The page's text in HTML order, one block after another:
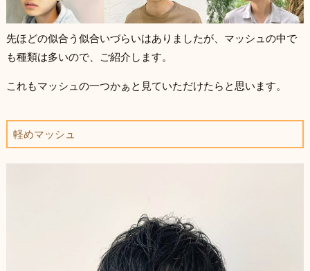
先ほどの似合う似合いづらいはありましたが、マッシュの中で
も種類は多いので、ご紹介します。
これもマッシュの一つかぁと見ていただけたらと思います。
軽めマッシュ